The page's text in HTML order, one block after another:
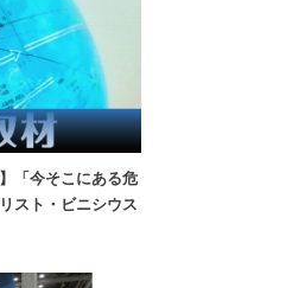
「今そこにある危
スト・ビニシウス